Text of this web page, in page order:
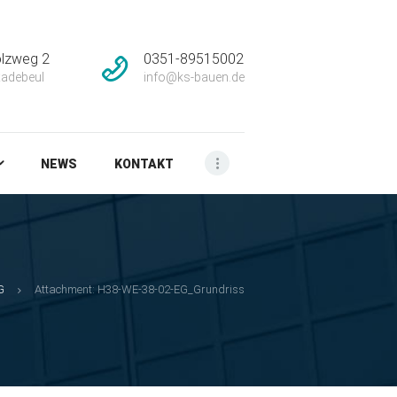
2 0351-89515002
info@ks-bauen.de
NEWS KONTAKT
Attachment: H38-WE-38-02-EG_Grundriss